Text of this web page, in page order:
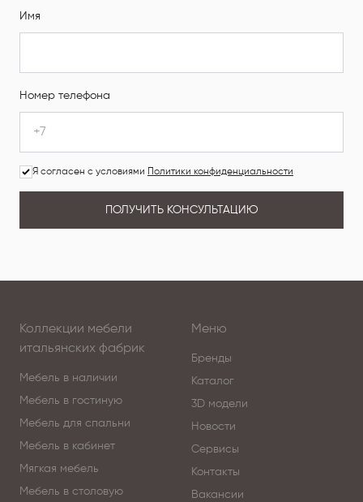
Имя
Номер телефона
Я согласен с условиями Политики конфиденциальности
ПОЛУЧИТЬ КОНСУЛЬТАЦИЮ
Коллекции мебели
итальянских фабрик
Мебель в наличии
Мебель в гостиную
Мебель для спальни
Мебель в кабинет
Мягкая мебель
Мебель в столовую
Меню
Бренды
Каталог
3D модели
Новости
Сервисы
Контакты
Вакансии